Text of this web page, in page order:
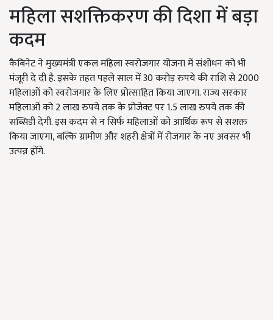
महिला सशक्तिकरण की दिशा में बड़ा
कदम
कैबिनेट ने मुख्यमंत्री एकल महिला स्वरोजगार योजना में संशोधन को भी
मंजूरी दे दी है. इसके तहत पहले साल में 30 करोड़ रुपये की राशि से 2000
महिलाओं को स्वरोजगार के लिए प्रोत्साहित किया जाएगा. राज्य सरकार
महिलाओं को 2 लाख रुपये तक के प्रोजेक्ट पर 1.5 लाख रुपये तक की
सब्सिडी देगी. इस कदम से न सिर्फ महिलाओं को आर्थिक रूप से सशक्त
किया जाएगा, बल्कि ग्रामीण और शहरी क्षेत्रों में रोजगार के नए अवसर भी
उत्पन्न होंगे.